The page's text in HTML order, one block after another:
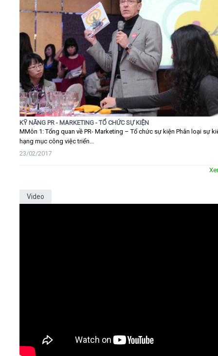
KỸ NĂNG PR - MARKETING - TỔ CHỨC SỰ KIỆN
MMôn 1: Tổng quan về PR- Marketing – Tổ chức sự kiện Phân loại sự
hạng mục công việc triển...
23/02/2017
Video